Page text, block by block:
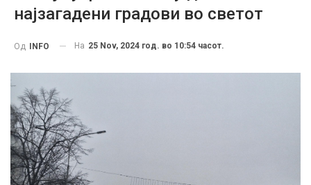
најзагадени градови во светот
Од INFO На 25 Nov, 2024 год. во 10:54 часот.